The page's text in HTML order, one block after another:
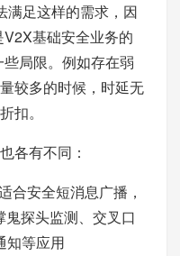
满足这样的需求，因
基础安全业务的
局限。例如存在弱
较多的时候，时延无
扣。
各有不同：
合安全短消息广播，
探头监测、交叉口
知等应用